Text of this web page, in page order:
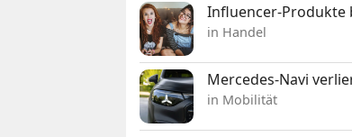
Influencer-Produkte
in Handel
Mercedes-Navi
in Mobilität